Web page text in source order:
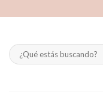
Buscar
por: